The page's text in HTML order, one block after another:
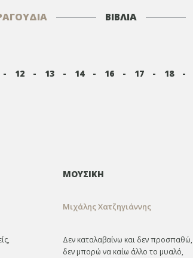
ΒΙΒΛΙΑ
- 12 - 13 - 14 - 16 - 17 - 18 -
ΜΟΥΣΙΚΗ
Μιχάλης Χατζηγιάννης
Δεν καταλαβαίνω και δεν προσπαθώ,
δεν μπορώ να καίω άλλο το μυαλό,